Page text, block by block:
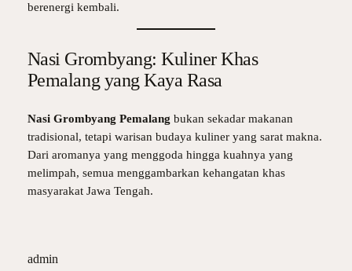
berenergi kembali.
Nasi Grombyang: Kuliner Khas
Pemalang yang Kaya Rasa
Nasi Grombyang Pemalang bukan sekadar makanan
tradisional, tetapi warisan budaya kuliner yang sarat makna.
Dari aromanya yang menggoda hingga kuahnya yang
melimpah, semua menggambarkan kehangatan khas
masyarakat Jawa Tengah.
admin